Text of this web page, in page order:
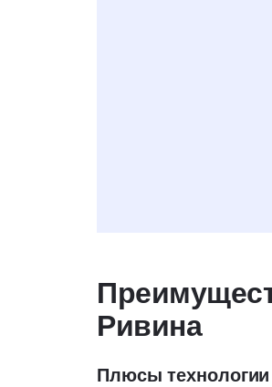
Ривина
Плюсы